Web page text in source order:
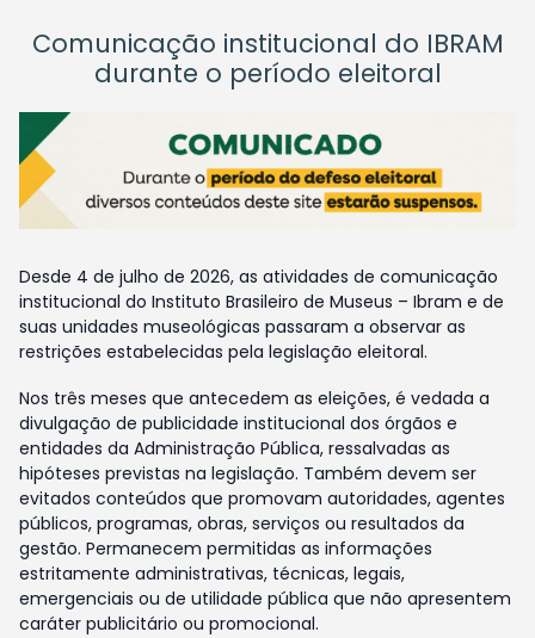
Comunicação institucional do IBRAM
durante o período eleitoral
Desde 4 de julho de 2026, as atividades de comunicação
institucional do Instituto Brasileiro de Museus – Ibram e de
suas unidades museológicas passaram a observar as
restrições estabelecidas pela legislação eleitoral.
Nos três meses que antecedem as eleições, é vedada a
divulgação de publicidade institucional dos órgãos e
entidades da Administração Pública, ressalvadas as
hipóteses previstas na legislação. Também devem ser
evitados conteúdos que promovam autoridades, agentes
públicos, programas, obras, serviços ou resultados da
gestão. Permanecem permitidas as informações
estritamente administrativas, técnicas, legais,
emergenciais ou de utilidade pública que não apresentem
caráter publicitário ou promocional.